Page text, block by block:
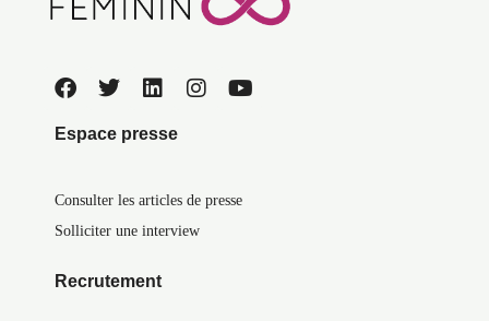
Espace presse
Consulter les articles de presse
Solliciter une interview
Recrutement